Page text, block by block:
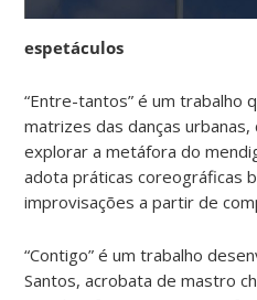
espetáculos
“Entre-tantos” é um trabalho
matrizes das danças
explorar a metáfora do
adota práticas coreográficas
improvisações a partir de
“Contigo” é um trabalho
Santos, acrobata de mastro